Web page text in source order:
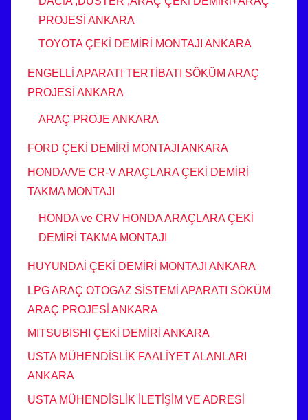
PROJESİ ANKARA
TOYOTA ÇEKİ DEMİRİ MONTAJI ANKARA
ENGELLİ APARATI TERTİBATI SÖKÜM ARAÇ
PROJESİ ANKARA
ARAÇ PROJE ANKARA
FORD ÇEKİ DEMİRİ MONTAJI ANKARA
HONDA/VE CR-V ARAÇLARA ÇEKİ DEMİRİ
TAKMA MONTAJI
HONDA ve CRV HONDA ARAÇLARA ÇEKİ
DEMİRİ TAKMA MONTAJI
HUYUNDAİ ÇEKİ DEMİRİ MONTAJI ANKARA
LPG ARAÇ OTOGAZ SİSTEMİ APARATI SÖKÜM
ARAÇ PROJESİ ANKARA
MITSUBISHI ÇEKİ DEMİRİ ANKARA
USTA MÜHENDİSLİK FAALİYET ALANLARI
ANKARA
USTA MÜHENDİSLİK İLETİŞİM VE ADRESİ